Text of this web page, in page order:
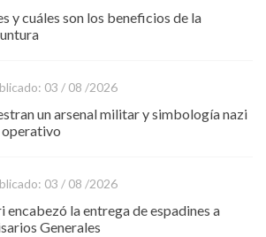
y cuáles son los beneficios de la
03 / 08 /2026
un arsenal militar y simbología nazi
operativo
03 / 08 /2026
encabezó la entrega de espadines a
Generales